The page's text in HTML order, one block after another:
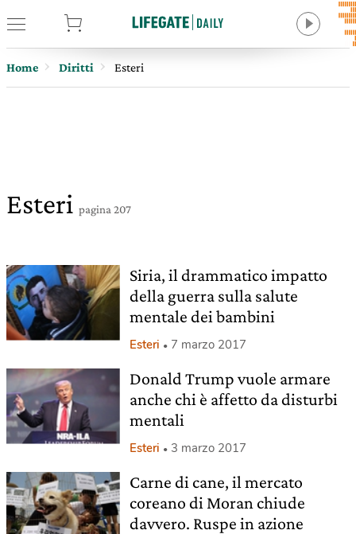
Home Diritti Esteri
Esteri pagina 207
Siria, il drammatico impatto
della guerra sulla salute
mentale dei bambini
Esteri 7 marzo 2017
Donald Trump vuole armare
anche chi è affetto da disturbi
mentali
Esteri 3 marzo 2017
Carne di cane, il mercato
coreano di Moran chiude
davvero. Ruspe in azione